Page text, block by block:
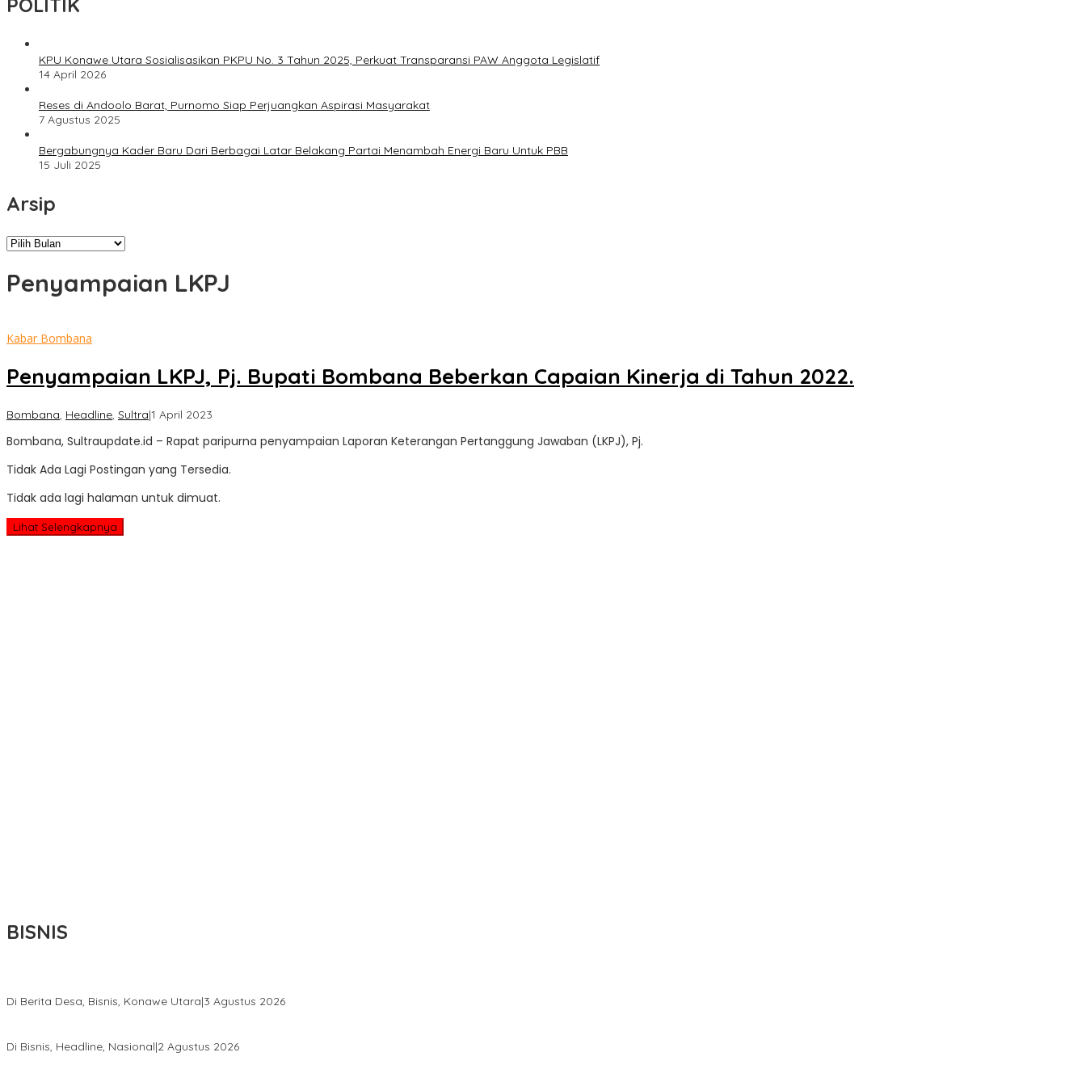
POLITIK
KPU Konawe Utara Sosialisasikan PKPU No. 3 Tahun 2025, Perkuat Transparansi PAW Anggota Legislatif
14 April 2026
Reses di Andoolo Barat, Purnomo Siap Perjuangkan Aspirasi Masyarakat
7 Agustus 2025
Bergabungnya Kader Baru Dari Berbagai Latar Belakang Partai Menambah Energi Baru Untuk PBB
15 Juli 2025
Arsip
Arsip
Penyampaian LKPJ
Kabar Bombana
Penyampaian LKPJ, Pj. Bupati Bombana Beberkan Capaian Kinerja di Tahun 2022.
Bombana, Headline, Sultra|1 April 2023
Update
Bombana, Sultraupdate.id – Rapat paripurna penyampaian Laporan Keterangan Pertanggung Jawaban (LKPJ), Pj.
Tidak Ada Lagi Postingan yang Tersedia.
Tidak ada lagi halaman untuk dimuat.
Lihat Selengkapnya
BISNIS
Di Berita Desa, Bisnis, Konawe Utara|3 Agustus 2026
Di Bisnis, Headline, Nasional|2 Agustus 2026